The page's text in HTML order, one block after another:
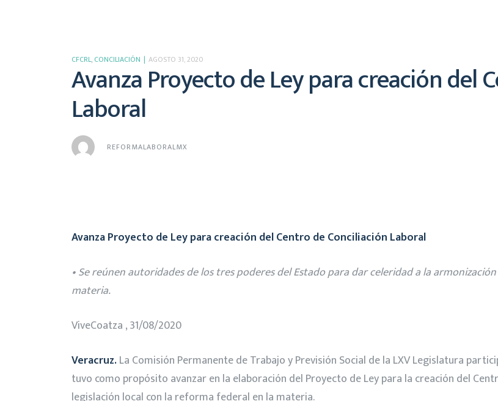
CFCRL, CONCILIACIÓN AGOSTO 31, 2020
Avanza Proyecto de Ley para creación del
Laboral
REFORMALABORALMX
Avanza Proyecto de Ley para creación del Centro de Conciliación Laboral
• Se reúnen autoridades de los tres poderes del Estado para dar celeridad a la
materia.
ViveCoatza , 31/08/2020
Veracruz.La Comisión Permanente de Trabajo y Previsión Social de la LXV Legislatura
tuvo como propósito avanzar en la elaboración del Proyecto de Ley para la creación del
legislación local con la reforma federal en la materia.